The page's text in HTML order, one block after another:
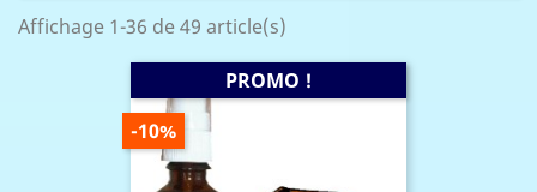
Affichage 1-36 de 49 article(s)
PROMO !
PRIX
DE
BASE
-10%